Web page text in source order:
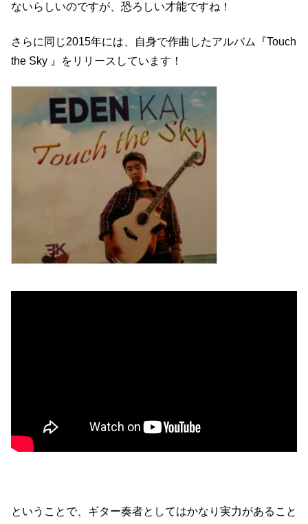
ないらしいのですが、恐ろしい才能ですね！
さらに同じ2015年には、自身で作曲したアルバム『Touch
the Sky 』をリリースしています！
ということで、ギター奏者としてはかなり実力があること